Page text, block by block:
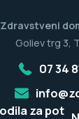
Zdravstveni
Goliev trg 3,
07 34